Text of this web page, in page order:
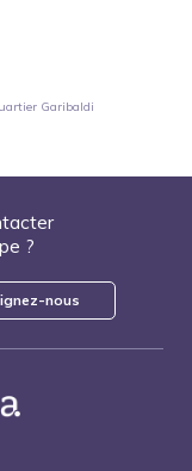
Garibaldi
?
nous